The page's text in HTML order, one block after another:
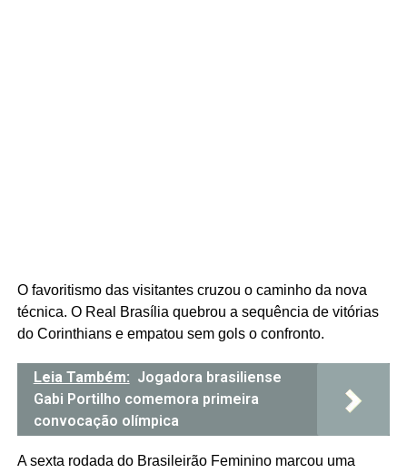
O favoritismo das visitantes cruzou o caminho da nova
técnica. O Real Brasília quebrou a sequência de vitórias
do Corinthians e empatou sem gols o confronto.
Leia Também: Jogadora brasiliense
Gabi Portilho comemora primeira
convocação olímpica
A sexta rodada do Brasileirão Feminino marcou uma